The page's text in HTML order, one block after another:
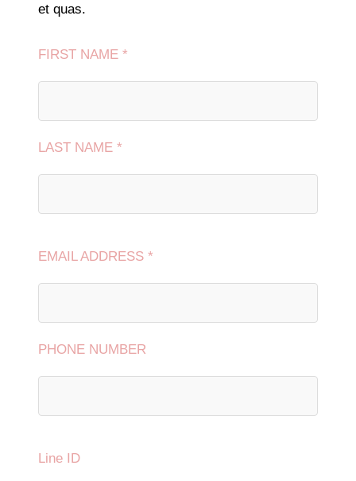
et quas.
FIRST NAME *
LAST NAME *
EMAIL ADDRESS *
PHONE NUMBER
Line ID